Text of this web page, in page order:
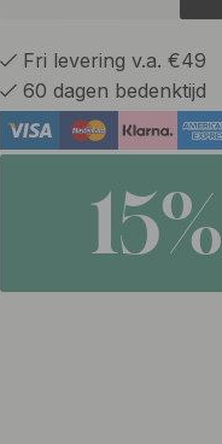
Fri levering v.a. €49
60 dagen bedenktijd
15%